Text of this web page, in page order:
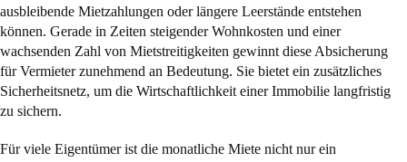
ausbleibende Mietzahlungen oder längere Leerstände entstehen
können. Gerade in Zeiten steigender Wohnkosten und einer
wachsenden Zahl von Mietstreitigkeiten gewinnt diese Absicherung
für Vermieter zunehmend an Bedeutung. Sie bietet ein zusätzliches
Sicherheitsnetz, um die Wirtschaftlichkeit einer Immobilie langfristig
zu sichern.
Für viele Eigentümer ist die monatliche Miete nicht nur ein